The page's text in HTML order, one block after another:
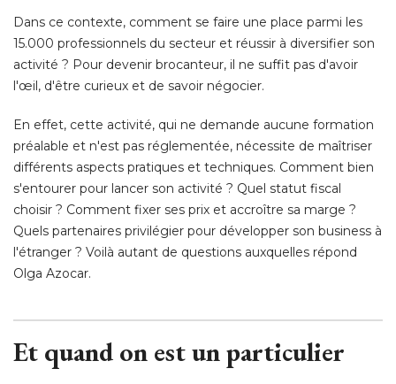
Dans ce contexte, comment se faire une place parmi les
15.000 professionnels du secteur et réussir à diversifier son
activité ? Pour devenir brocanteur, il ne suffit pas d'avoir
l'œil, d'être curieux et de savoir négocier.
En effet, cette activité, qui ne demande aucune formation
préalable et n'est pas réglementée, nécessite de maîtriser
différents aspects pratiques et techniques. Comment bien
s'entourer pour lancer son activité ? Quel statut fiscal
choisir ? Comment fixer ses prix et accroître sa marge ?
Quels partenaires privilégier pour développer son business à
l'étranger ? Voilà autant de questions auxquelles répond
Olga Azocar.
Et quand on est un particulier